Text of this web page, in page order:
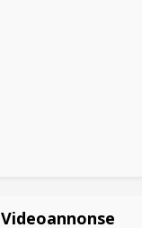
Videoannonse